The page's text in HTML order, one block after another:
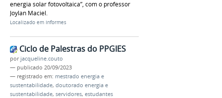
energia solar fotovoltaica”, com o professor
Joylan Maciel.
Localizado em Informes
Ciclo de Palestras do PPGIES
por jacqueline.couto
— publicado 20/09/2023
— registrado em: mestrado energia e
sustentabilidade, doutorado energia e
sustentabilidade, servidores, estudantes